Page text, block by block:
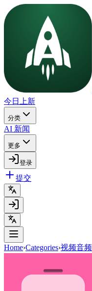
今日上新
分类
AI 新闻
更多
登录
提交
Home›Categories›视频音频